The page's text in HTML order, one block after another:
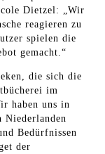
Dietzel: „Wir
reagieren zu
spielen die
gemacht.“
die sich die
im
haben uns in
Niederlanden
Bedürfnissen
der